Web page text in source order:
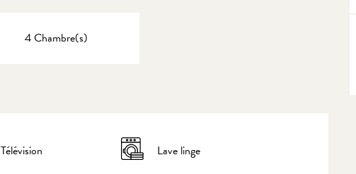
4 Chambre(s)
Télévision
Lave linge